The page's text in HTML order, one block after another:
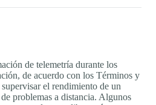
de telemetría durante los
de acuerdo con los Términos y
el rendimiento de un
problemas a distancia. Algunos